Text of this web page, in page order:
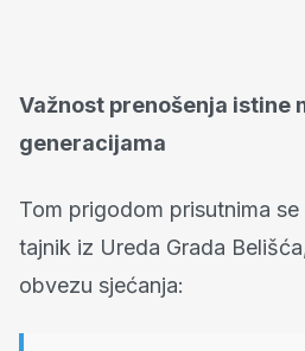
Važnost prenošenja istine
generacijama
Tom prigodom prisutnima
tajnik iz Ureda Grada
obvezu sjećanja: